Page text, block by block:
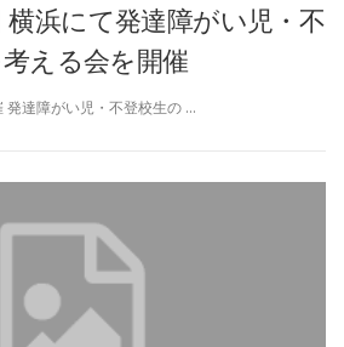
浜にて発達障がい児・不
える会を開催
達障がい児・不登校生の …